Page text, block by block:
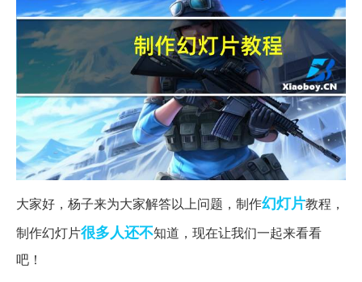
大家好，杨子来为大家解答以上问题，制作幻灯片教程，
制作幻灯片很多人还不知道，现在让我们一起来看看
吧！